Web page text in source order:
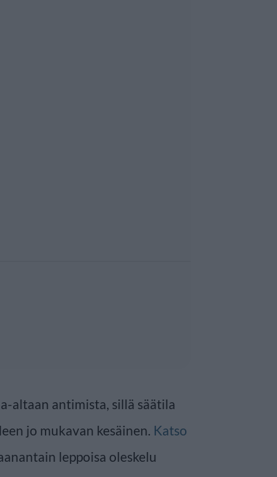
altaan antimista, sillä säätila
jo mukavan kesäinen. Katso
leppoisa oleskelu